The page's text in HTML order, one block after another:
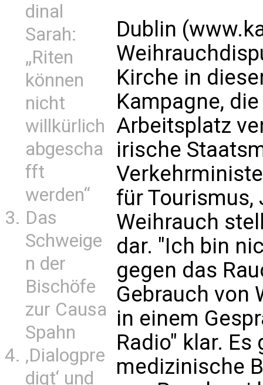
dinal
Sarah:
„Riten
können
nicht
willkürlich
abgescha
fft
werden“
Das
Schweige
n der
Bischöfe
zur Causa
Spahn
‚Dialogpre
digt‘ und
Dublin
Kirche in
Kampagne,
Arbeitsplatz
irische
für Tourismus,
Weihrauch
dar. "Ich bin
gegen das
Gebrauch von
in einem
Radio" klar.
medizinische